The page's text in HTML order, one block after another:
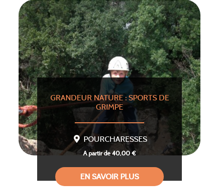
GRANDEUR NATURE : SPORTS DE
GRIMPE
POURCHARESSES
A partir de 40,00 €
EN SAVOIR PLUS